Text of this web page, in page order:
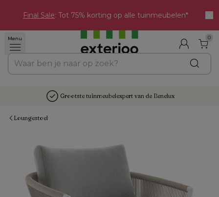
Final Sale: Tot 75% korting op alle tuinmeubelen*
Menu 0
Grootste tuinmeubelexpert van de Benelux
Loungestoel